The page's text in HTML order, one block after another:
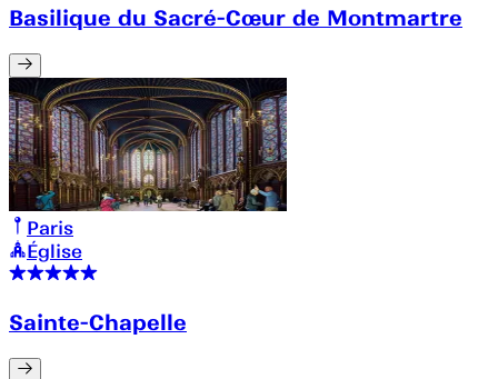
Basilique du Sacré-Cœur de Montmartre
Paris
Église
Sainte-Chapelle